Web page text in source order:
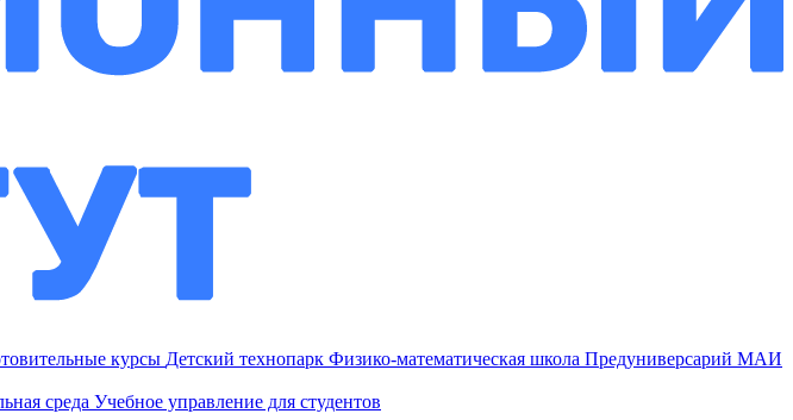
курсы Детский технопарк Физико-математическая школа Предуниверсарий МАИ
среда Учебное управление для студентов